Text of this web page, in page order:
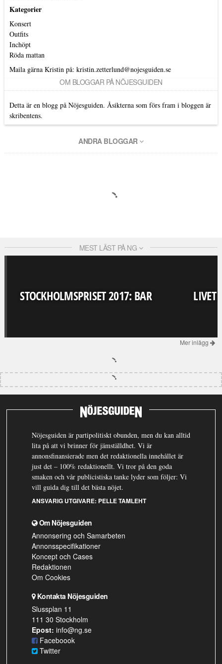
Kategorier
Konsert
Outfits
Inchöpt
Röda mattan
Maila gärna Kristin på: kristin.zetterlund@nojesguiden.se
OM BLOGGAR PÅ NÖJESGUIDEN
Detta är en blogg på Nöjesguiden. Åsikterna som förs fram i bloggen är
skribentens.
ANDRA BLOGGAR
MEST LÄST PÅ NG
STOCKHOLMSPRISET 2017: BAR LIVET
Mer inlägg
Nöjesguiden är partipolitiskt obunden, men du kan alltid
lita på att vi brinner för jämställdhet. Vi är
annonsfinansierade men det redaktionella innehållet är
just det – 100% redaktionellt. Vi tror på den goda
smaken och vår publicistiska tanke lyder som följer: Vi
vill guida dig till det bästa nöjet.
ANSVARIG UTGIVARE: PELLE TAMLEHT
Om Nöjesguiden
Annonsering och Samarbeten
Annonsspecifikationer
Koncept och Cases
Redaktionen
Om Cookies
Kontakta Nöjesguiden
Slussplan 11
111 30 Stockholm
Epost: info@ng.se
Faceboook
Twitter